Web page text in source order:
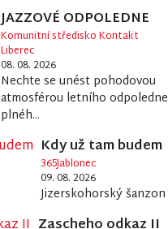
JAZZOVÉ ODPOLEDNE
Komunitní středisko Kontakt
Liberec
08. 08. 2026
Nechte se unést pohodovou
atmosférou letního odpoledne
plnéh...
Kdy už tam budem
365Jablonec
09. 08. 2026
Jizerskohorský šanzon